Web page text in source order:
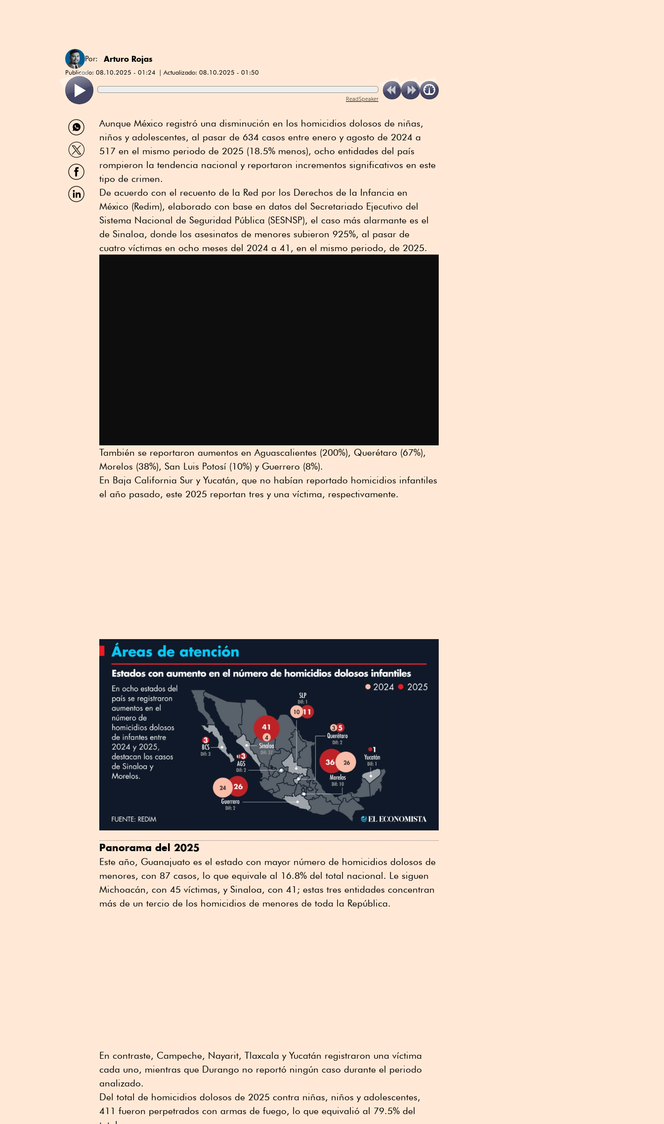
Por: Arturo Rojas
Publicado: 08.10.2025 - 01:24 Actualizado: 08.10.2025 - 01:50
ReadSpeaker
Compartir
por
WhatsApp
Compartir
por
Twitter
Compartir
por
Facebook
Compartir
por
Aunque México registró una disminución en los homicidios dolosos de niñas,
niños y adolescentes, al pasar de 634 casos entre enero y agosto de 2024 a
517 en el mismo periodo de 2025 (18.5% menos), ocho entidades del país
rompieron la tendencia nacional y reportaron incrementos significativos en este
tipo de crimen.
De acuerdo con el recuento de la Red por los Derechos de la Infancia en
México (Redim), elaborado con base en datos del Secretariado Ejecutivo del
Sistema Nacional de Seguridad Pública (SESNSP), el caso más alarmante es el
de Sinaloa, donde los asesinatos de menores subieron 925%, al pasar de
cuatro víctimas en ocho meses del 2024 a 41, en el mismo periodo, de 2025.
También se reportaron aumentos en Aguascalientes (200%), Querétaro (67%),
Morelos (38%), San Luis Potosí (10%) y Guerrero (8%).
En Baja California Sur y Yucatán, que no habían reportado homicidios infantiles
el año pasado, este 2025 reportan tres y una víctima, respectivamente.
Panorama del 2025
Este año, Guanajuato es el estado con mayor número de homicidios dolosos de
menores, con 87 casos, lo que equivale al 16.8% del total nacional. Le siguen
Michoacán, con 45 víctimas, y Sinaloa, con 41; estas tres entidades concentran
más de un tercio de los homicidios de menores de toda la República.
En contraste, Campeche, Nayarit, Tlaxcala y Yucatán registraron una víctima
cada uno, mientras que Durango no reportó ningún caso durante el periodo
analizado.
Del total de homicidios dolosos de 2025 contra niñas, niños y adolescentes,
411 fueron perpetrados con armas de fuego, lo que equivalió al 79.5% del